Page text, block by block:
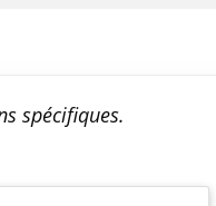
spécifiques.